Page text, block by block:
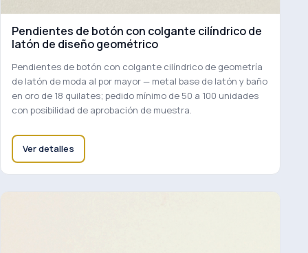
Pendientes de botón con colgante cilíndrico de
latón de diseño geométrico
Pendientes de botón con colgante cilíndrico de geometría
de latón de moda al por mayor — metal base de latón y baño
en oro de 18 quilates; pedido mínimo de 50 a 100 unidades
con posibilidad de aprobación de muestra.
Ver detalles